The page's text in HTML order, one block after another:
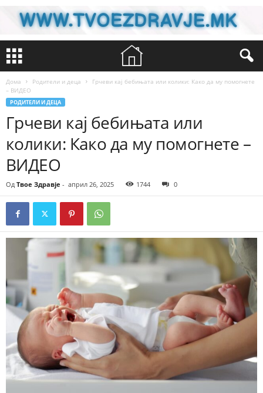
Дома Родители и деца
Грчеви кај бебињата или колики: Како да му помогнете
– ВИДЕО
РОДИТЕЛИ И ДЕЦА
Грчеви кај бебињата или
колики: Како да му помогнете –
ВИДЕО
Од Твое Здравје - април 26, 2025 1744 0